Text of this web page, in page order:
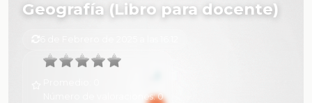
Geografía (Libro para docente)
Número de valoraciones:0